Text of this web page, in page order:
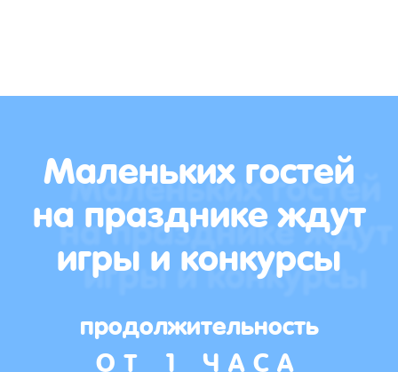
Маленьких гостей
на празднике ждут
игры и конкурсы
продолжительность
ОТ 1 ЧАСА